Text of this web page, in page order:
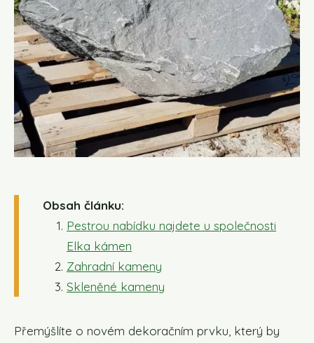
Obsah článku:
Pestrou nabídku najdete u společnosti
Elka kámen
Zahradní kameny
Skleněné kameny
Přemýšlíte o novém dekoračním prvku, který by